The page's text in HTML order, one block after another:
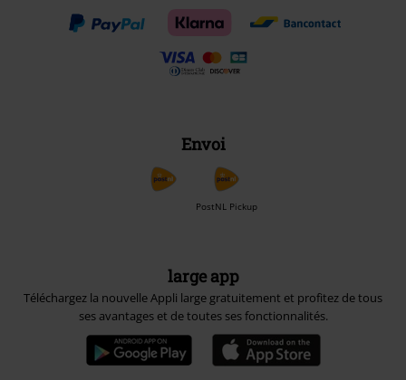
Envoi
PostNL Pickup
large app
Téléchargez la nouvelle Appli large gratuitement et profitez de tous
ses avantages et de toutes ses fonctionnalités.